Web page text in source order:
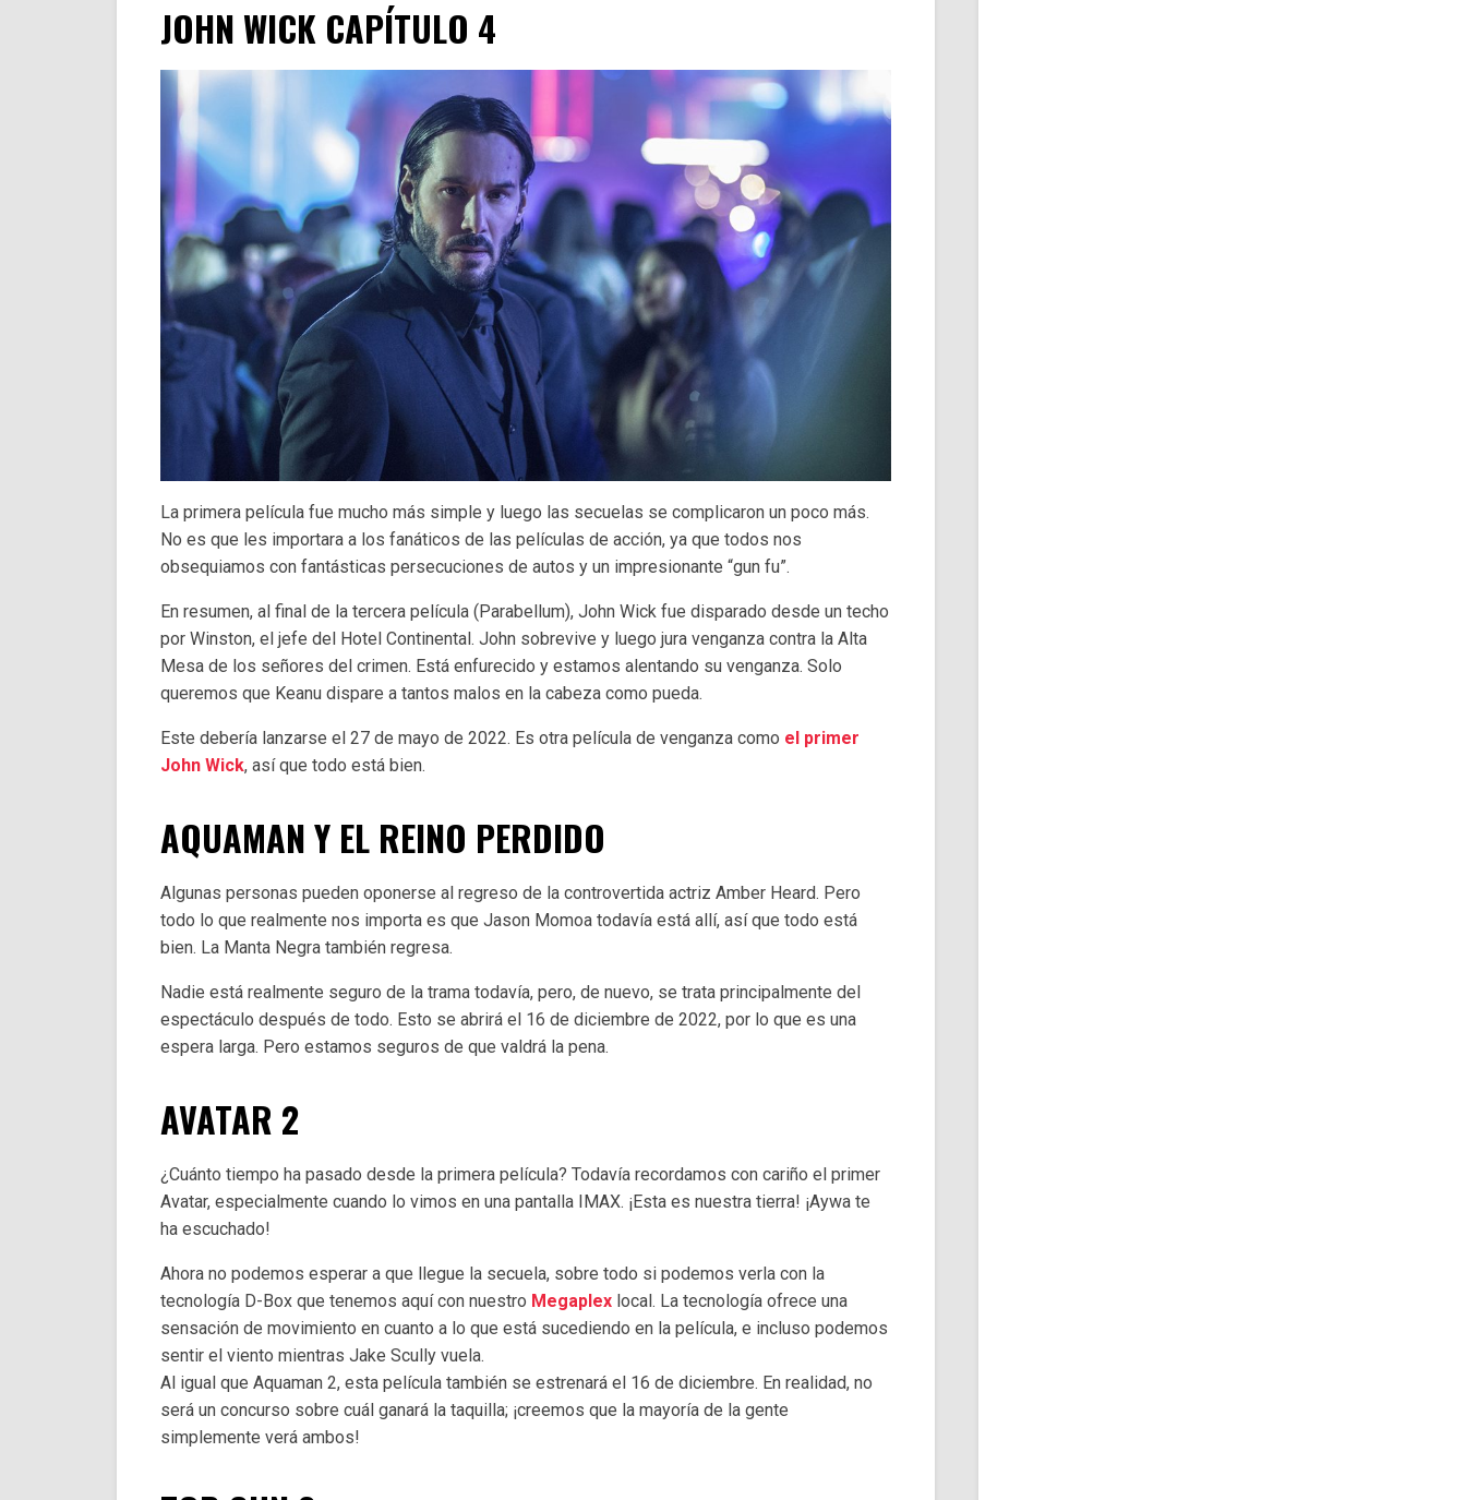
JOHN WICK CAPÍTULO 4
La primera película fue mucho más simple y luego las secuelas se complicaron un poco más.
No es que les importara a los fanáticos de las películas de acción, ya que todos nos
obsequiamos con fantásticas persecuciones de autos y un impresionante “gun fu”.
En resumen, al final de la tercera película (Parabellum), John Wick fue disparado desde un techo
por Winston, el jefe del Hotel Continental. John sobrevive y luego jura venganza contra la Alta
Mesa de los señores del crimen. Está enfurecido y estamos alentando su venganza. Solo
queremos que Keanu dispare a tantos malos en la cabeza como pueda.
Este debería lanzarse el 27 de mayo de 2022. Es otra película de venganza como el primer
John Wick, así que todo está bien.
AQUAMAN Y EL REINO PERDIDO
Algunas personas pueden oponerse al regreso de la controvertida actriz Amber Heard. Pero
todo lo que realmente nos importa es que Jason Momoa todavía está allí, así que todo está
bien. La Manta Negra también regresa.
Nadie está realmente seguro de la trama todavía, pero, de nuevo, se trata principalmente del
espectáculo después de todo. Esto se abrirá el 16 de diciembre de 2022, por lo que es una
espera larga. Pero estamos seguros de que valdrá la pena.
AVATAR 2
¿Cuánto tiempo ha pasado desde la primera película? Todavía recordamos con cariño el primer
Avatar, especialmente cuando lo vimos en una pantalla IMAX. ¡Esta es nuestra tierra! ¡Aywa te
ha escuchado!
Ahora no podemos esperar a que llegue la secuela, sobre todo si podemos verla con la
tecnología D-Box que tenemos aquí con nuestro Megaplex local. La tecnología ofrece una
sensación de movimiento en cuanto a lo que está sucediendo en la película, e incluso podemos
sentir el viento mientras Jake Scully vuela.
Al igual que Aquaman 2, esta película también se estrenará el 16 de diciembre. En realidad, no
será un concurso sobre cuál ganará la taquilla; ¡creemos que la mayoría de la gente
simplemente verá ambos!